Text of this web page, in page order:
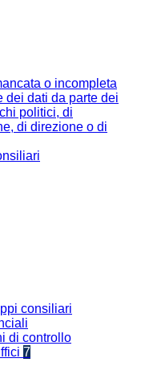
o incompleta
dei dati da parte dei
politici, di
di direzione o di
consiliari
di controllo
7